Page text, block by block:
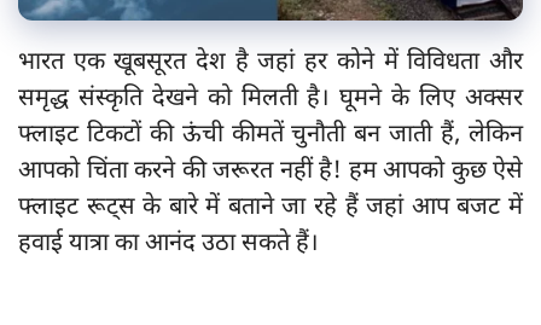
भारत एक खूबसूरत देश है जहां हर कोने में विविधता और
समृद्ध संस्कृति देखने को मिलती है। घूमने के लिए अक्सर
फ्लाइट टिकटों की ऊंची कीमतें चुनौती बन जाती हैं, लेकिन
आपको चिंता करने की जरूरत नहीं है! हम आपको कुछ ऐसे
फ्लाइट रूट्स के बारे में बताने जा रहे हैं जहां आप बजट में
हवाई यात्रा का आनंद उठा सकते हैं।